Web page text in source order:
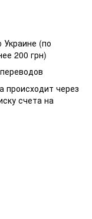
(по
200 грн)
происходит через
счета на